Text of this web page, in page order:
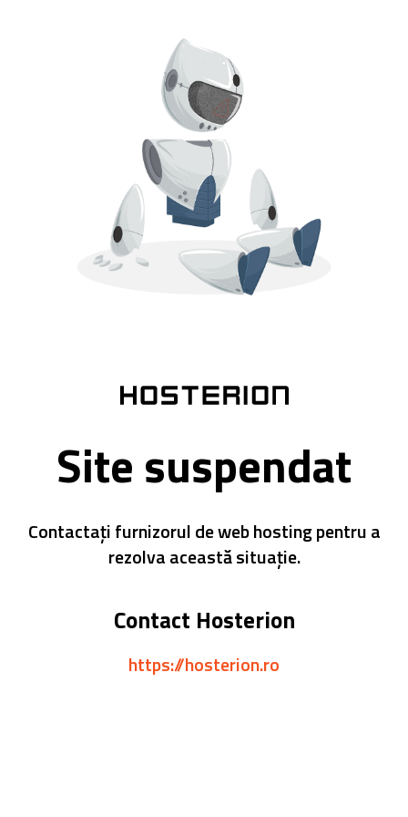
Site suspendat
Contactați furnizorul de web hosting pentru a
rezolva această situație.
Contact Hosterion
https://hosterion.ro